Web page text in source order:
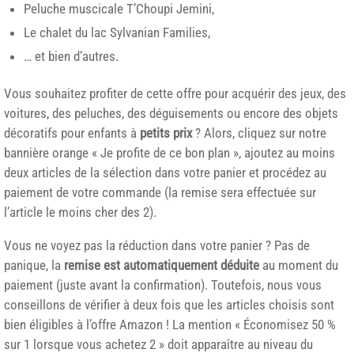
Peluche muscicale T’Choupi Jemini,
Le chalet du lac Sylvanian Families,
… et bien d’autres.
Vous souhaitez profiter de cette offre pour acquérir des jeux, des
voitures, des peluches, des déguisements ou encore des objets
décoratifs pour enfants à petits prix? Alors, cliquez sur notre
bannière orange « Je profite de ce bon plan », ajoutez au moins
deux articles de la sélection dans votre panier et procédez au
paiement de votre commande (la remise sera effectuée sur
l’article le moins cher des 2).
Vous ne voyez pas la réduction dans votre panier ? Pas de
panique, la remise est automatiquement déduite au moment du
paiement (juste avant la confirmation). Toutefois, nous vous
conseillons de vérifier à deux fois que les articles choisis sont
bien éligibles à l’offre Amazon ! La mention « Économisez 50 %
sur 1 lorsque vous achetez 2 » doit apparaître au niveau du